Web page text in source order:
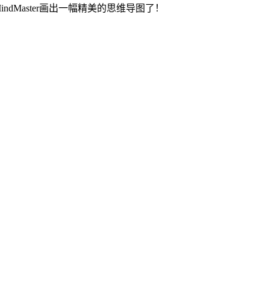
画出一幅精美的思维导图了！